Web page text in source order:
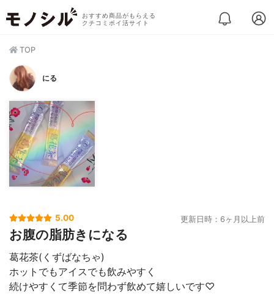
おすすめ商品がもらえる
クチコミポイ活サイト
TOP
にる
5.00 更新日時：6ヶ月以上前
お腹の脂肪きになる
葛花茶(くずばなちゃ)
ホットでもアイスでも飲みやすく
続けやすくて季節を問わず飲めて嬉しいです♡